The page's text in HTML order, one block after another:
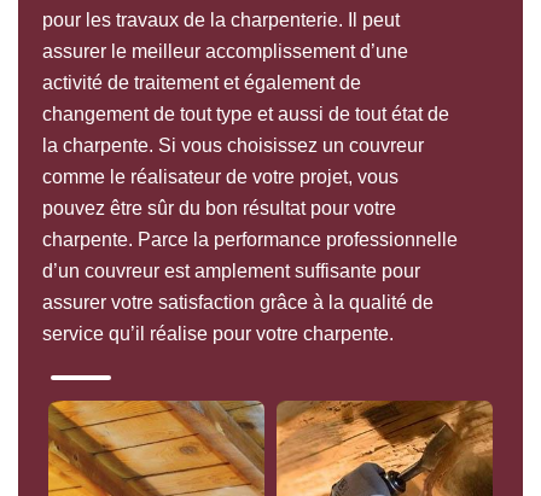
pour les travaux de la charpenterie. Il peut
assurer le meilleur accomplissement d’une
activité de traitement et également de
changement de tout type et aussi de tout état de
la charpente. Si vous choisissez un couvreur
comme le réalisateur de votre projet, vous
pouvez être sûr du bon résultat pour votre
charpente. Parce la performance professionnelle
d’un couvreur est amplement suffisante pour
assurer votre satisfaction grâce à la qualité de
service qu’il réalise pour votre charpente.